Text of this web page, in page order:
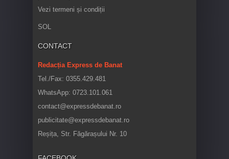
Vezi termeni și condiții
SOL
CONTACT
Redacția Express de Banat
Tel./Fax: 0355.429.481
WhatsApp: 0723.101.061
contact@expressdebanat.ro
publicitate@expressdebanat.ro
Reșița, Str. Făgărașului Nr. 10